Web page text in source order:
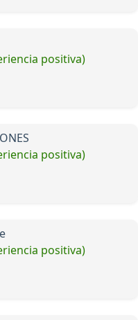
positiva)
positiva)
positiva)